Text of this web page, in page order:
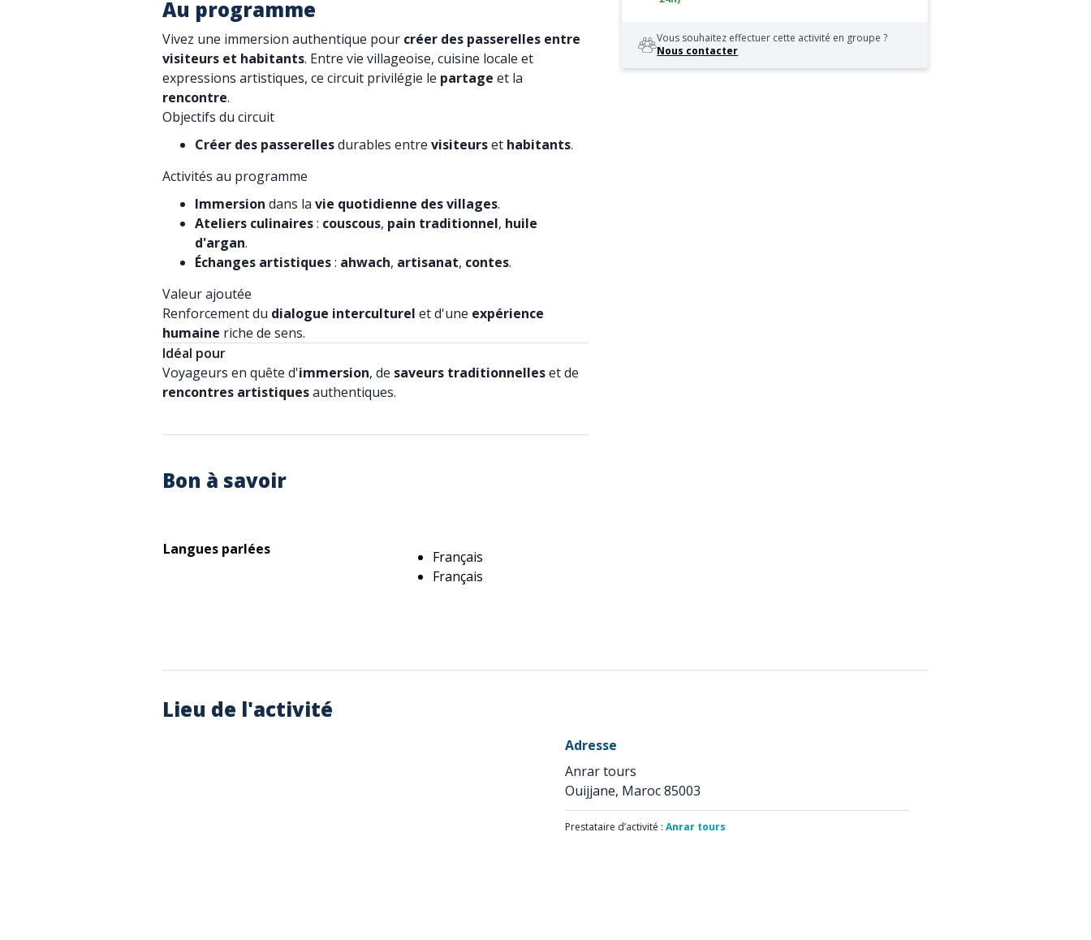
Au programme
Vivez une immersion authentique pour créer des passerelles entre
visiteurs et habitants. Entre vie villageoise, cuisine locale et
expressions artistiques, ce circuit privilégie le partage et la
rencontre.
Objectifs du circuit
Créer des passerellesdurables entre visiteurset habitants.
Activités au programme
Immersion dans la vie quotidienne des villages.
Ateliers culinaires: couscous, pain traditionnel, huile
d'argan.
Échanges artistiques: ahwach, artisanat, contes.
Valeur ajoutée
Renforcement du dialogue interculturel et d'une expérience
humaine riche de sens.
Idéal pour
Voyageurs en quête d'immersion, de saveurs traditionnelleset de
rencontres artistiquesauthentiques.
Bon à savoir
Langues parlées
Français
Français
Vous souhaitez effectuer cette activité en groupe ?
Nous contacter
Lieu de l'activité
Adresse
Anrar tours
Ouijjane, Maroc 85003
Prestataire d’activité : Anrar tours